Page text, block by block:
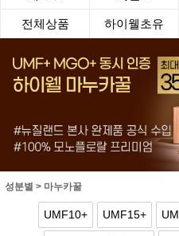
전체상품 하이웰초유
성분별 > 마누카꿀
UMF10+ UMF15+